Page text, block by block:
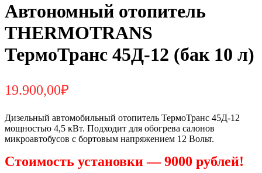
Автономный отопитель
THERMOTRANS
ТермоТранс 45Д-12 (бак 10 л)
19.900,00₽
Дизельный автомобильный отопитель ТермоТранс 45Д-12
мощностью 4,5 кВт. Подходит для обогрева салонов
микроавтобусов с бортовым напряжением 12 Вольт.
Стоимость установки — 9000 рублей!